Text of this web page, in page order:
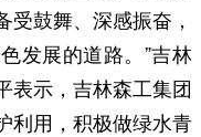
鼓舞、深感振奋，
发展的道路。”吉林
表示，吉林森工集团
利用，积极做绿水青